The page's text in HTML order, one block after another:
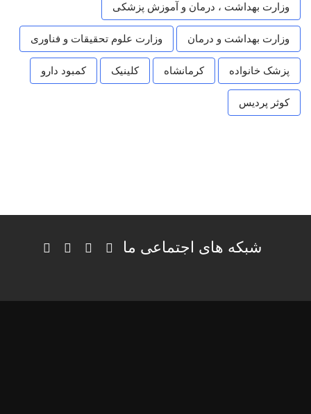
وزارت بهداشت ، درمان و آموزش پزشکی
وزارت بهداشت و درمان وزارت علوم تحقیقات و فناوری
پزشک خانواده کرمانشاه کلینیک کمبود دارو
کوثر پردیس
شبکه های اجتماعی ما